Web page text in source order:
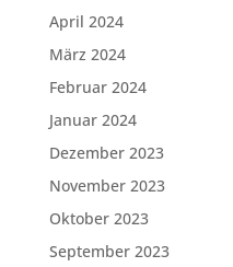
April 2024
März 2024
Februar 2024
Januar 2024
Dezember 2023
November 2023
Oktober 2023
September 2023